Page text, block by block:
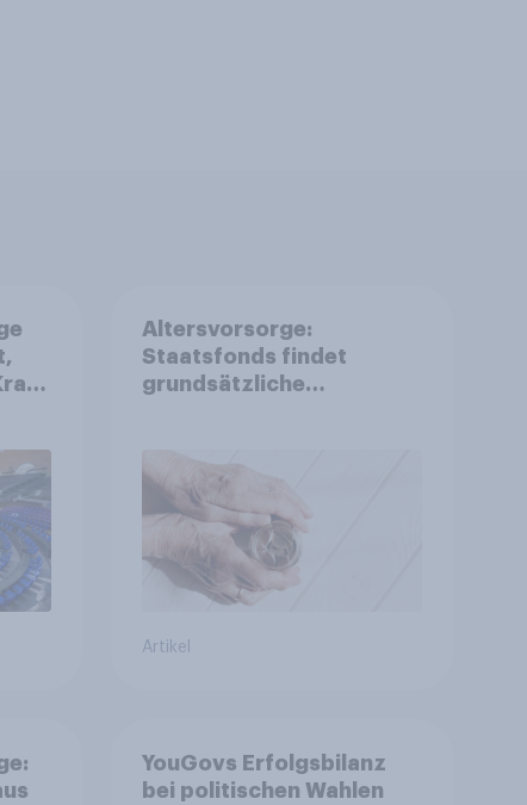
Altersvorsorge:
Staatsfonds findet
grundsätzliche
entscheiden über die
Akzeptanz
Artikel
YouGovs Erfolgsbilanz
bei politischen Wahlen